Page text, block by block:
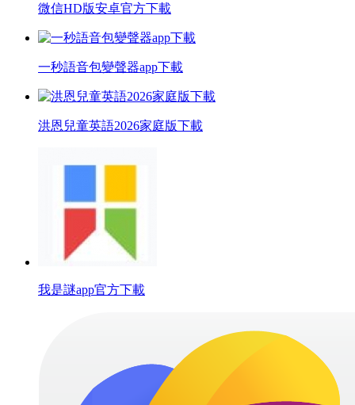
微信HD版安卓官方下載
一秒語音包變聲器app下載
洪恩兒童英語2026家庭版下載
我是謎app官方下載